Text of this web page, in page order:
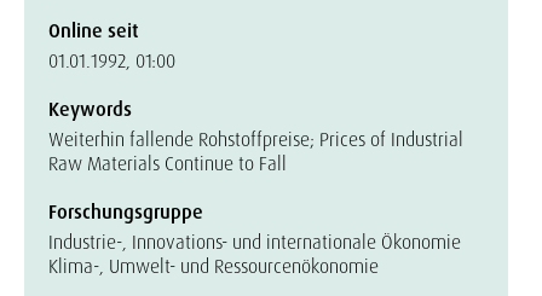
Online seit
01.01.1992, 01:00
Keywords
Weiterhin fallende Rohstoffpreise; Prices of Industrial
Raw Materials Continue to Fall
Forschungsgruppe
Industrie-, Innovations- und internationale Ökonomie
Klima-, Umwelt- und Ressourcenökonomie